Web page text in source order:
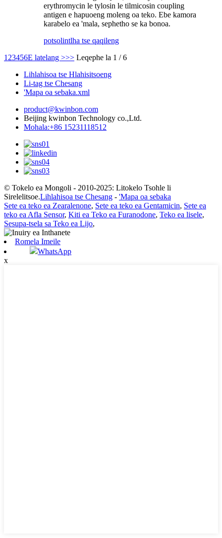
erythromycin le tylosin le tilmicosin coupling
antigen e hapuoeng moleng oa teko. Ebe kamora
karabelo ea 'mala, sephetho se ka bonoa.
potsolintlha tse qaqileng
1 23456E latelang >>> Leqephe la 1 / 6
Lihlahisoa tse Hlahisitsoeng
Li-tag tse Chesang
'Mapa oa sebaka.xml
product@kwinbon.com
Beijing kwinbon Technology co.,Ltd.
Mohala:+86 15231118512
© Tokelo ea Mongoli - 2010-2025: Litokelo Tsohle li
Sirelelitsoe.Lihlahisoa tse Chesang - 'Mapa oa sebaka
Sete ea teko ea Zearalenone, Sete ea teko ea Gentamicin, Sete ea
teko ea Afla Sensor, Kiti ea Teko ea Furanodone, Teko ea lisele,
Sesupa-tsela sa Teko ea Lijo,
Romela Imeile
WhatsApp
x